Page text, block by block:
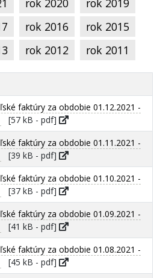
rok 2020
rok 2019
rok 2016
rok 2015
rok 2012 rok 2011
faktúry za obdobie 01.12.2021 -
[57 kB - pdf]
faktúry za obdobie 01.11.2021 -
[39 kB - pdf]
faktúry za obdobie 01.10.2021 -
[37 kB - pdf]
faktúry za obdobie 01.09.2021 -
[41 kB - pdf]
faktúry za obdobie 01.08.2021 -
[45 kB - pdf]